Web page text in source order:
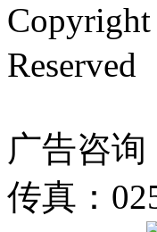
Reserved
广告咨询
传真：